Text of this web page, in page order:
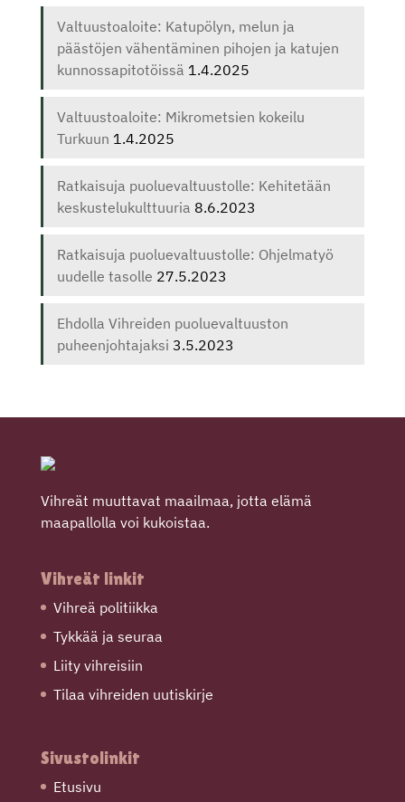
Valtuustoaloite: Katupölyn, melun ja
päästöjen vähentäminen pihojen ja katujen
kunnossapitotöissä 1.4.2025
Valtuustoaloite: Mikrometsien kokeilu
Turkuun 1.4.2025
Ratkaisuja puoluevaltuustolle: Kehitetään
keskustelukulttuuria 8.6.2023
Ratkaisuja puoluevaltuustolle: Ohjelmatyö
uudelle tasolle 27.5.2023
Ehdolla Vihreiden puoluevaltuuston
puheenjohtajaksi 3.5.2023
Vihreät muuttavat maailmaa, jotta elämä
maapallolla voi kukoistaa.
Vihreät linkit
Vihreä politiikka
Tykkää ja seuraa
Liity vihreisiin
Tilaa vihreiden uutiskirje
Sivustolinkit
Etusivu